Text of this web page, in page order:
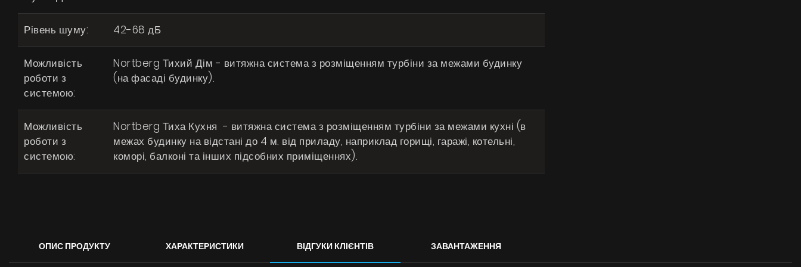
Рівень шуму: 42-68 дБ
Можливість
роботи з
системою:
Nortberg Тихий Дім - витяжна система з розміщенням турбіни за межами будинку
(на фасаді будинку).
Можливість
роботи з
системою:
Nortberg Тиха Кухня - витяжна система з розміщенням турбіни за межами кухні (в
межах будинку на відстані до 4 м. від приладу, наприклад горищі, гаражі, котельні,
коморі, балконі та інших підсобних приміщеннях).
ОПИС ПРОДУКТУ ХАРАКТЕРИСТИКИ ВІДГУКИ КЛІЄНТІВ ЗАВАНТАЖЕННЯ